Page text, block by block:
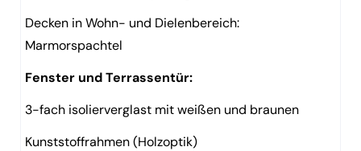
Decken in Wohn- und Dielenbereich:
Marmorspachtel
Fenster und Terrassentür:
3-fach isolierverglast mit weißen und braunen
Kunststoffrahmen (Holzoptik)